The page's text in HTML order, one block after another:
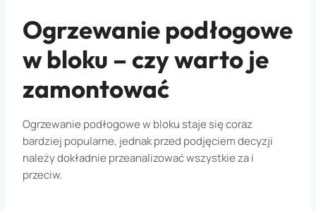
Ogrzewanie podłogowe
w bloku – czy warto je
zamontować
Ogrzewanie podłogowe w bloku staje się coraz
bardziej popularne, jednak przed podjęciem decyzji
należy dokładnie przeanalizować wszystkie za i
przeciw.